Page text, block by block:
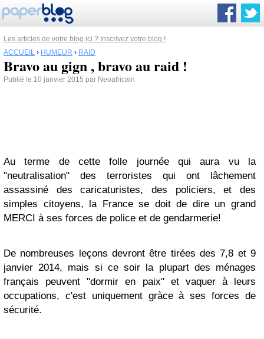
Les articles de votre blog ici ? Inscrivez votre blog !
ACCUEIL › HUMEUR › RAID
Bravo au gign , bravo au raid !
Publié le 10 janvier 2015 par Neoafricain
Au terme de cette folle journée qui aura vu la
"neutralisation" des terroristes qui ont lâchement
assassiné des caricaturistes, des policiers, et des
simples citoyens, la France se doit de dire un grand
MERCI à ses forces de police et de gendarmerie!
De nombreuses leçons devront être tirées des 7,8 et 9
janvier 2014, mais si ce soir la plupart des ménages
français peuvent "dormir en paix" et vaquer à leurs
occupations, c'est uniquement gràce à ses forces de
sécurité.